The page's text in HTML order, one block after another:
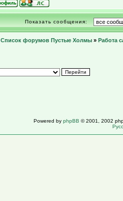
Показать сообщения:
Список форумов Пустые Холмы » Работа
Powered by phpBB © 2001, 2002